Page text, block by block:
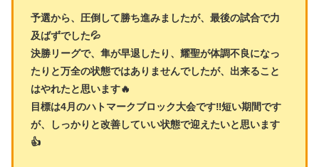
予選から、圧倒して勝ち進みましたが、最後の試合で力
及ばずでした💦
決勝リーグで、隼が早退したり、耀聖が体調不良になっ
たりと万全の状態ではありませんでしたが、出来ること
はやれたと思います🔥
目標は4月のハトマークブロック大会です‼️短い期間です
が、しっかりと改善していい状態で迎えたいと思います
👍